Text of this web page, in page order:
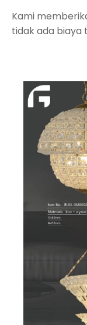
Kami
tidak ada biaya